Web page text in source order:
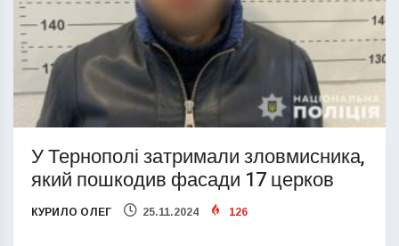
У Тернополі затримали зловмисника,
який пошкодив фасади 17 церков
КУРИЛО ОЛЕГ 25.11.2024 126